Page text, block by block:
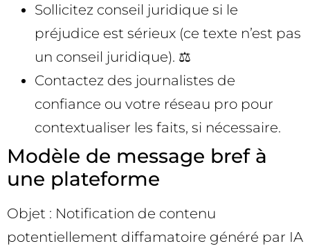
Sollicitez conseil juridique si le
préjudice est sérieux (ce texte n’est pas
un conseil juridique). ⚖️
Contactez des journalistes de
confiance ou votre réseau pro pour
contextualiser les faits, si nécessaire.
Modèle de message bref à
une plateforme
Objet : Notification de contenu
potentiellement diffamatoire généré par IA